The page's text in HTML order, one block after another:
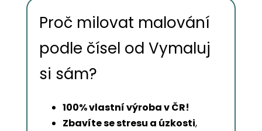
Proč milovat malování
podle čísel od Vymaluj
si sám?
100% vlastní výroba v ČR!
Zbavíte se stresu a úzkosti,